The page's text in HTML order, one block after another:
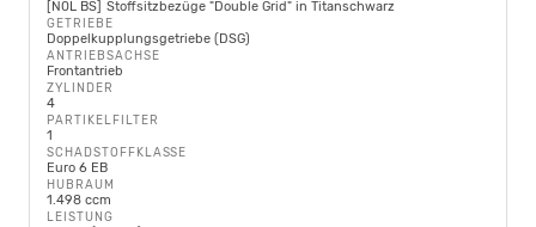
N0L BS Stoffsitzbezüge "Double Grid" in Titanschwarz
GETRIEBE
Doppelkupplungsgetriebe (DSG)
ANTRIEBSACHSE
Frontantrieb
ZYLINDER
4
PARTIKELFILTER
1
SCHADSTOFFKLASSE
Euro 6 EB
HUBRAUM
1.498 ccm
LEISTUNG